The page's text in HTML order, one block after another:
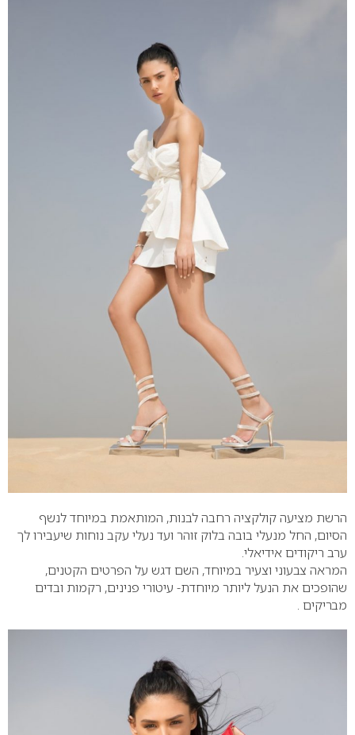
הרשת מציעה קולקציה רחבה לבנות, המותאמת במיוחד לנשף
הסיום, החל מנעלי בובה בלוק זוהר ועד נעלי עקב נוחות שיעבירו לך
ערב ריקודים אידיאלי.
המראה צבעוני וצעיר במיוחד, השם דגש על הפרטים הקטנים,
שהופכים את הנעל ליותר מיוחדת- עיטורי פנינים, רקמות ובדים
מבריקים .